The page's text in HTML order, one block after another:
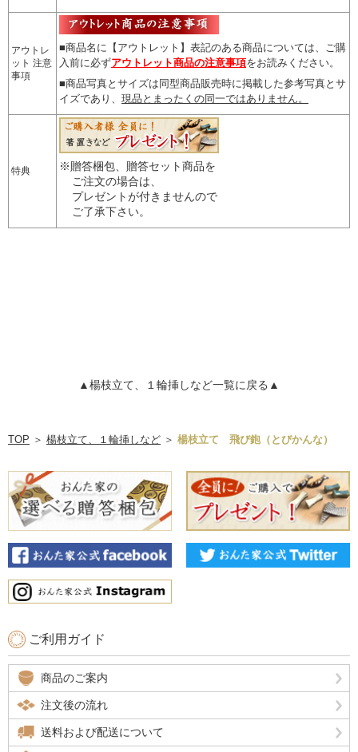
アウトレ
ット 注意
事項
■商品名に【アウトレット】表記のある商品については、
ご購
入前に必ずアウトレット商品の注意事項をお読みください。
■商品写真とサイズは同型商品販売時に掲載した参考写真とサ
イズであり、 現品とまったくの同一ではありません。
特典
※贈答梱包、贈答セット商品を
ご注文の場合は、
プレゼントが付きませんので
ご了承下さい。
▲楊枝立て、１輪挿しなど一覧に戻る▲
TOP ＞ 楊枝立て、１輪挿しなど ＞ 楊枝立て 飛び鉋（とびかんな）
ご利用ガイド
商品のご案内
注文後の流れ
送料および配送について